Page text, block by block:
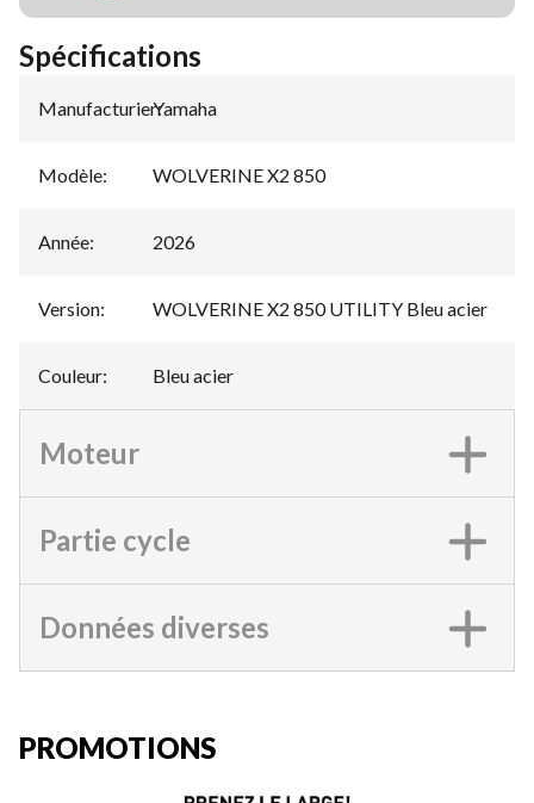
Spécifications
Manufacturier:
Yamaha
Modèle: WOLVERINE X2 850
Année: 2026
Version: WOLVERINE X2 850 UTILITY Bleu acier
Couleur: Bleu acier
Moteur
Partie cycle
Données diverses
PROMOTIONS